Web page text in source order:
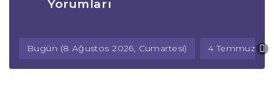
Yorumları
Bugün (8 Ağustos 2026, Cumartesi) 4 Temmuz